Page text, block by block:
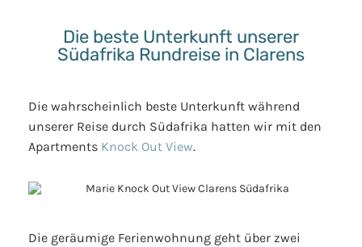
Die beste Unterkunft unserer
Südafrika Rundreise in Clarens
Die wahrscheinlich beste Unterkunft während
unserer Reise durch Südafrika hatten wir mit den
Apartments Knock Out View.
Die geräumige Ferienwohnung geht über zwei